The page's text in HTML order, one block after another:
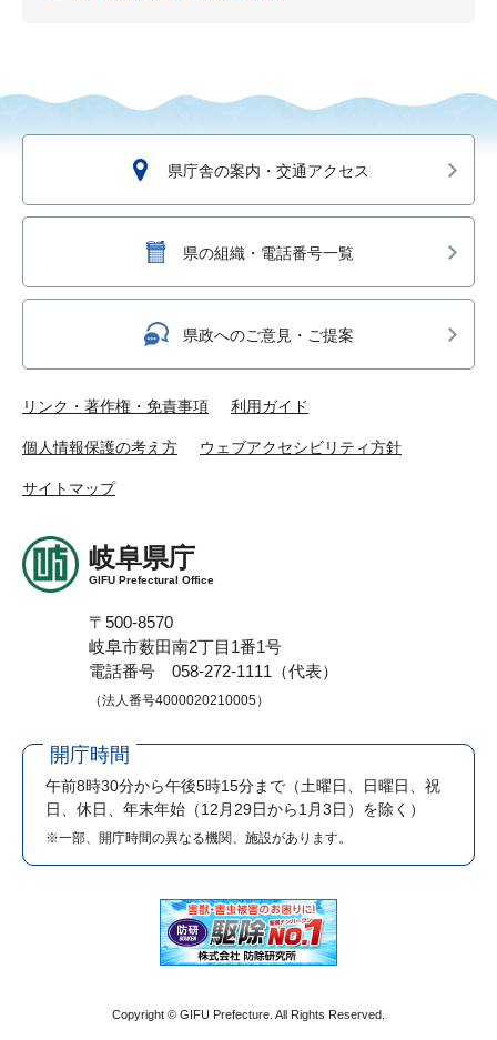
県庁舎の案内・交通アクセス
県の組織・電話番号一覧
県政へのご意見・ご提案
リンク・著作権・免責事項 利用ガイド
個人情報保護の考え方 ウェブアクセシビリティ方針
サイトマップ
岐阜県庁
GIFU Prefectural Office
〒500-8570
岐阜市薮田南2丁目1番1号
電話番号 058-272-1111（代表）
（法人番号4000020210005）
開庁時間
午前8時30分から午後5時15分まで （土曜日、日曜日、祝
日、休日、年末年始（12月29日から1月3日）を除く）
※一部、開庁時間の異なる機関、施設があります。
Copyright © GIFU Prefecture. All Rights Reserved.